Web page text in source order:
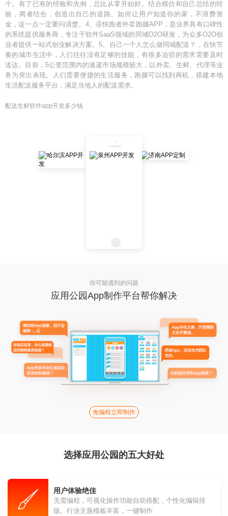
个。有了已有的经验和先例，总比从零开始好。结合模仿和自己总结的经
验，两者结合，创造出自己的道路。如何让用户知道你的家，不浪费资
金，这一点一定要问清楚。4、④快跑者外卖跑腿APP，是业界具有口碑性
的系统提供服务商，专注于软件SaaS领域的同城O2O研发，为众多O2O创
业者提供一站式创业解决方案。5、自己一个人怎么做同城配送？，在快节
奏的城市生活中，人们往往没有足够的技能，有很多迫切的需求需要及时
送达。目前，5公里范围内的速递市场规模较大，以外卖、生鲜、代理等业
务为突出表现。人们需要便捷的生活服务，跑腿可以找到商机，搭建本地
生活配送服务平台，满足当地人的配送需求。
配送生鲜软件app开发多少钱
你可能遇到的问题
应用公园App制作平台帮你解决
免编程立即制作
选择应用公园的五大好处
用户体验绝佳
无需编程，可视化操作功能自助搭配，个性化编辑排
版。行业主题模板丰富，一键制作